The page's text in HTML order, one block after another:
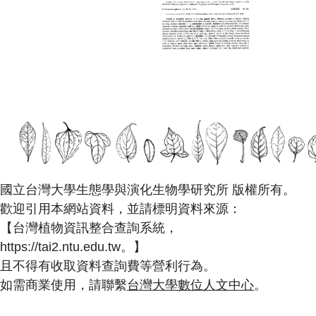
國立台灣大學生態學與演化生物學研究所 版權所有。
歡迎引用本網站資料，並請標明資料來源：
【台灣植物資訊整合查詢系統，
https://tai2.ntu.edu.tw。】
且不得有收取資料查詢費等營利行為。
如需商業使用，請聯繫台灣大學數位人文中心。